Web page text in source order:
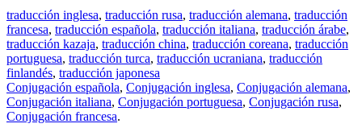
traducción inglesa, traducción rusa, traducción alemana, traducción
francesa, traducción española, traducción italiana, traducción árabe,
traducción kazaja, traducción china, traducción coreana, traducción
portuguesa, traducción turca, traducción ucraniana, traducción
finlandés, traducción japonesa
Conjugación española, Conjugación inglesa, Conjugación alemana,
Conjugación italiana, Conjugación portuguesa, Conjugación rusa,
Conjugación francesa.